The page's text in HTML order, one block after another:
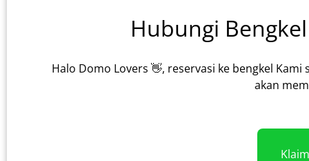
Hubungi
Halo Domo Lovers 👋, reservasi ke bengkel
akan